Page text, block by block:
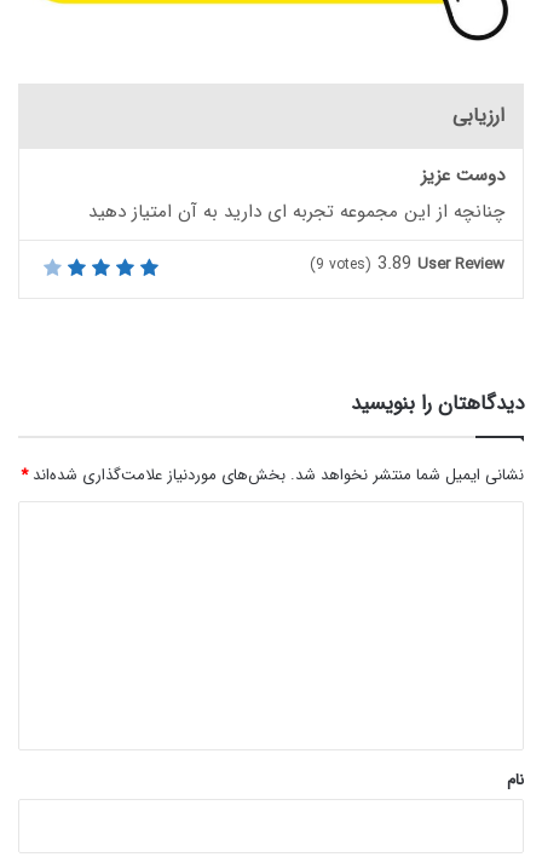
ارزیابی
دوست عزیز
چنانچه از این مجموعه تجربه ای دارید به آن امتیاز دهید
User Review
3.89
(9 votes)
دیدگاهتان را بنویسید
نشانی ایمیل شما منتشر نخواهد شد. بخش‌های موردنیاز علامت‌گذاری شده‌اند*
نام